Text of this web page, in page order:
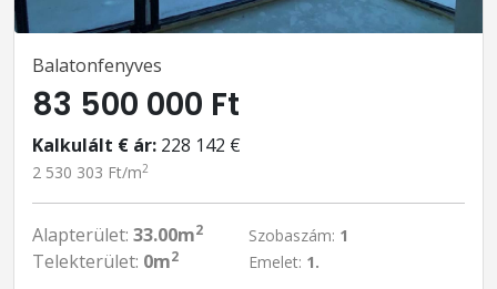
Balatonfenyves
83 500 000 Ft
Kalkulált € ár: 228 142 €
2 530 303 Ft/m2
Alapterület: 33.00m2
Telekterület: 0m2
Szobaszám: 1
Emelet: 1.